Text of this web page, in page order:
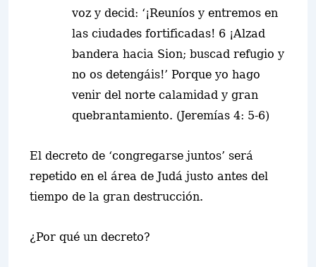
voz y decid: ‘¡Reuníos y entremos en
las ciudades fortificadas! 6 ¡Alzad
bandera hacia Sion; buscad refugio y
no os detengáis!’ Porque yo hago
venir del norte calamidad y gran
quebrantamiento. (Jeremías 4: 5-6)
El decreto de ‘congregarse juntos’ será
repetido en el área de Judá justo antes del
tiempo de la gran destrucción.
¿Por qué un decreto?